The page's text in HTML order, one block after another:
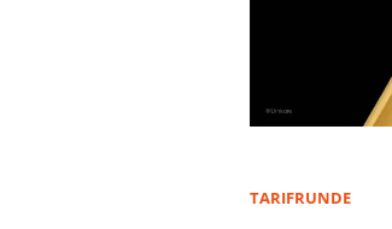
TARIFRUNDE